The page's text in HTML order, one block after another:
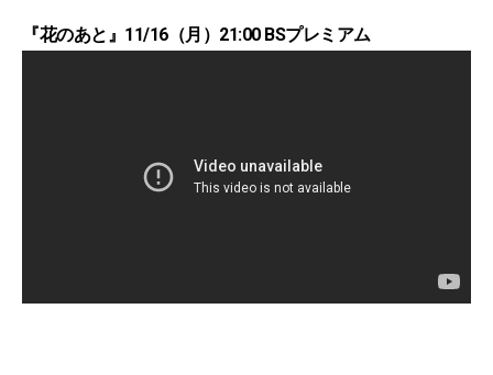
『花のあと』11/16（月）21:00 BSプレミアム